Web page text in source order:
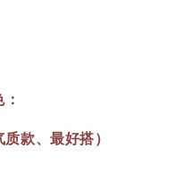
款、最好搭）